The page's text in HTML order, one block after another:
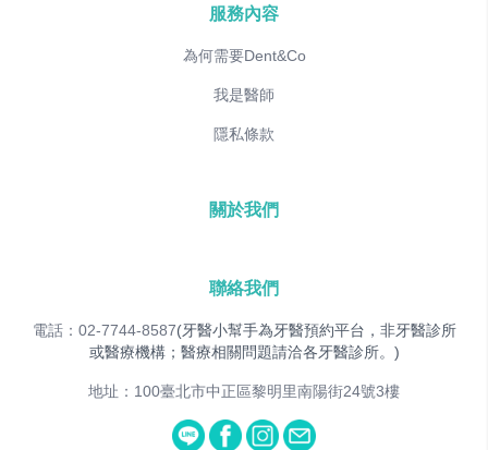
服務內容
為何需要Dent&Co
我是醫師
隱私條款
關於我們
聯絡我們
電話：02-7744-8587(牙醫小幫手為牙醫預約平台，非牙醫診所
或醫療機構；醫療相關問題請洽各牙醫診所。)
地址：100臺北市中正區黎明里南陽街24號3樓